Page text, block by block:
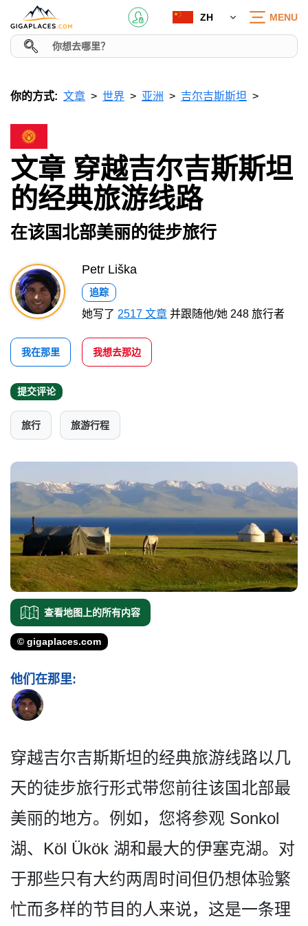
ZH MENU
你的方式: 文章 世界 亚洲 吉尔吉斯斯坦
文章 穿越吉尔吉斯斯坦
的经典旅游线路
在该国北部美丽的徒步旅行
Petr Liška
追踪
她写了 2517 文章 并跟随他/她 248 旅行者
我在那里 我想去那边
提交评论
旅行 旅游行程
查看地图上的所有内容
© gigaplaces.com
他们在那里:
穿越吉尔吉斯斯坦的经典旅游­线路以几
天的徒步旅行形式带您前往该国北部最
美丽的­地方。例如，您将参观 Sonkol
湖、Köl Ükök 湖和最大的伊塞克湖。对
于那­些只有大约两周时间但仍想体验繁
忙而多样的节目的人­来说，这是一条理